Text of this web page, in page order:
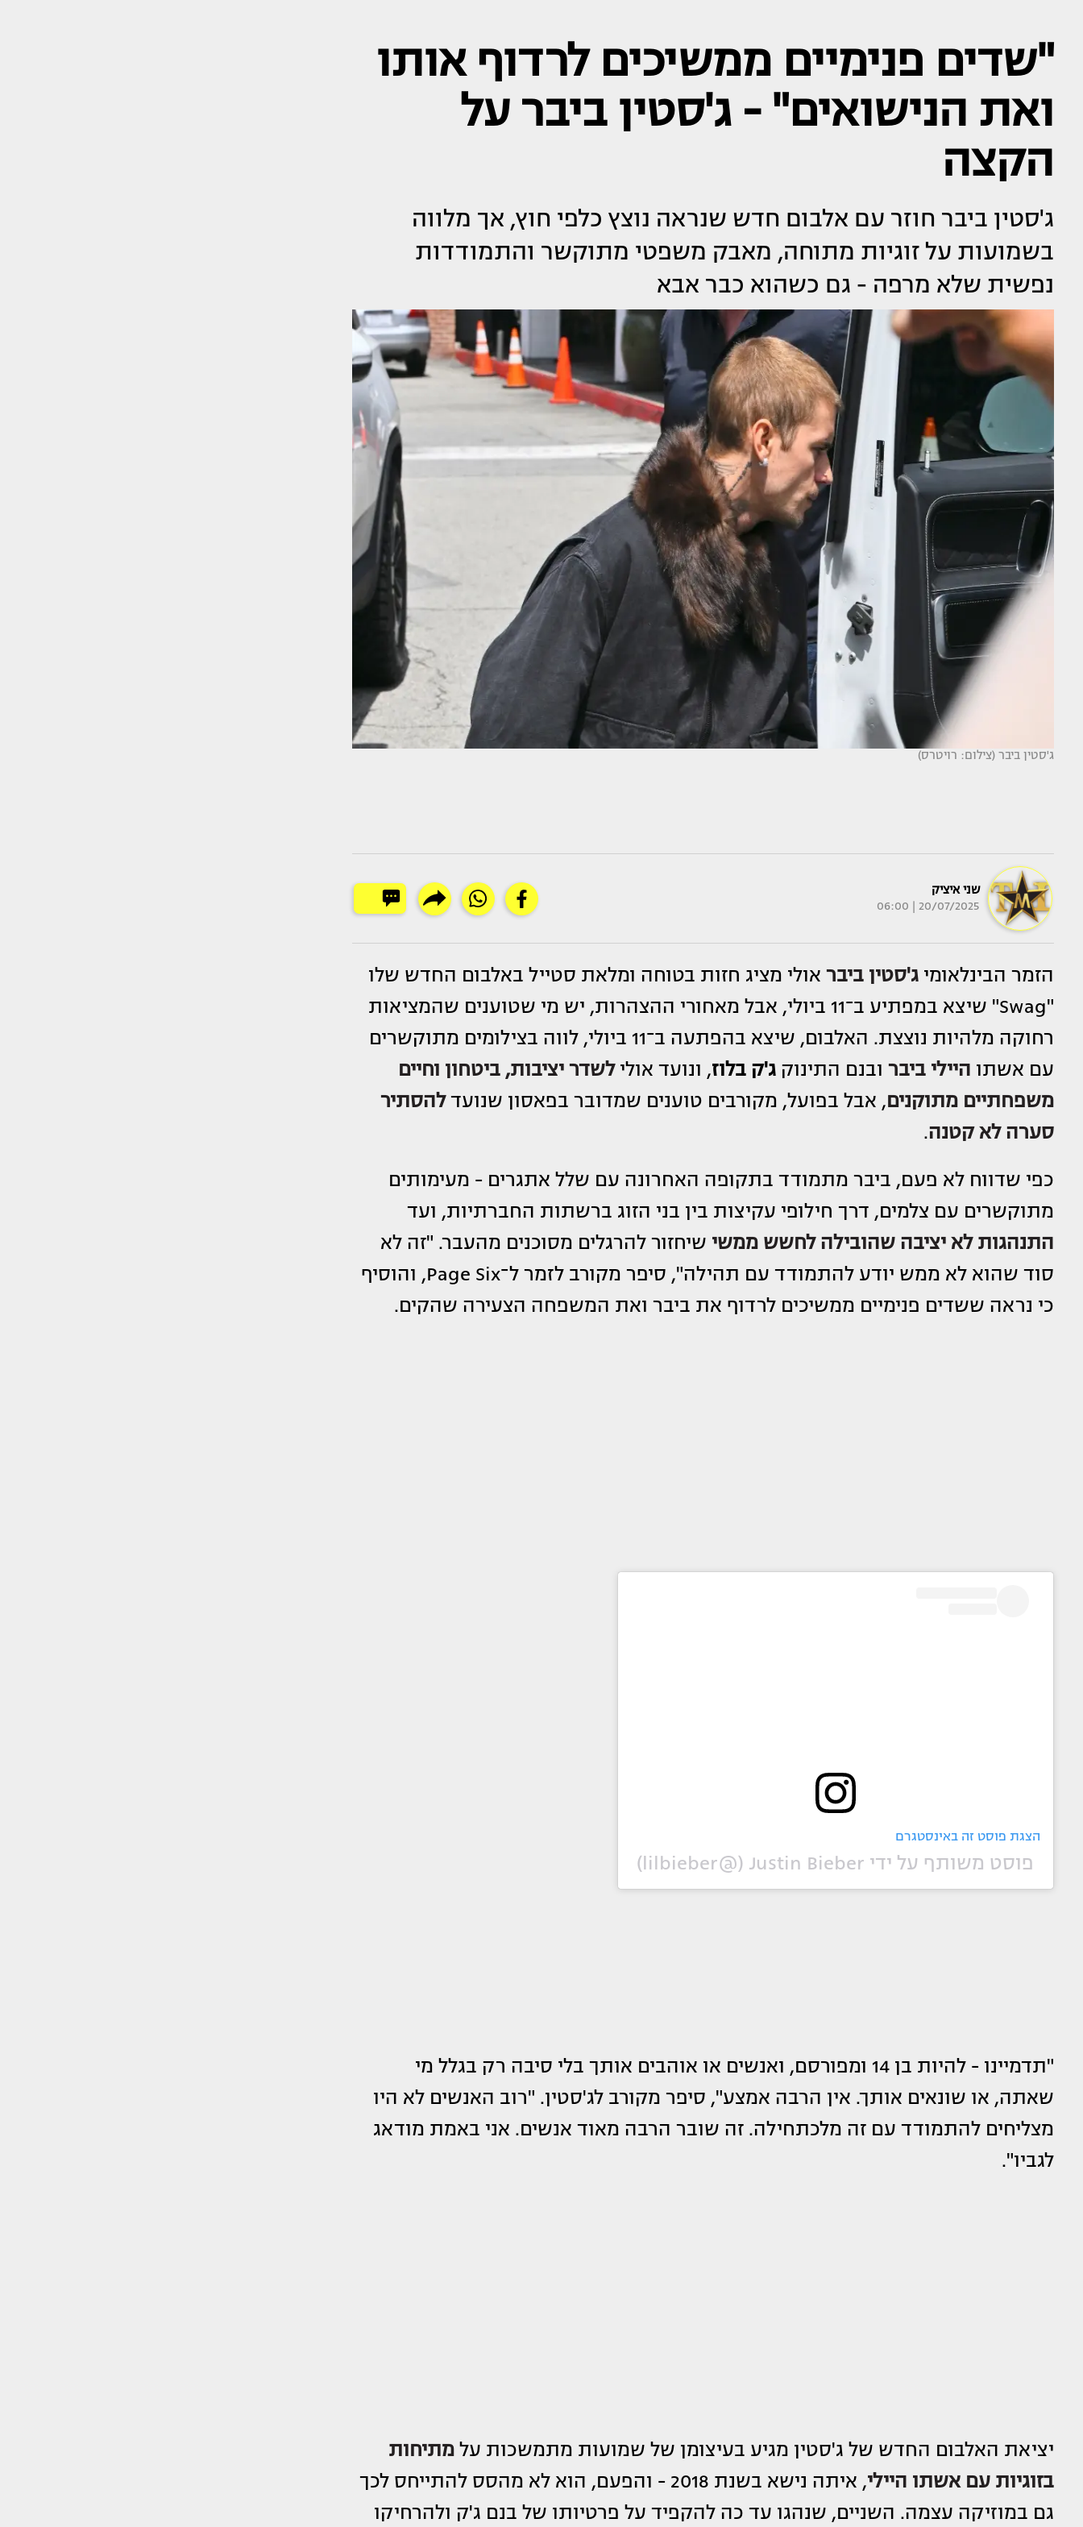
"שדים פנימיים ממשיכים לרדוף אותו
ואת הנישואים" - ג'סטין ביבר על
הקצה
ג'סטין ביבר חוזר עם אלבום חדש שנראה נוצץ כלפי חוץ, אך מלווה
בשמועות על זוגיות מתוחה, מאבק משפטי מתוקשר והתמודדות
נפשית שלא מרפה - גם כשהוא כבר אבא
ג'סטין ביבר (צילום: רויטרס)
שני איציק
20/07/2025 | 06:00
הזמר הבינלאומיג'סטין ביבר אולי מציג חזות בטוחה ומלאת סטייל באלבום החדש שלו
"Swag" שיצא במפתיע ב־11 ביולי, אבל מאחורי ההצהרות, יש מי שטוענים שהמציאות
רחוקה מלהיות נוצצת. האלבום, שיצא בהפתעה ב־11 ביולי, לווה בצילומים מתוקשרים
עם אשתו היילי ביבר ובנם התינוקג'ק בלוז, ונועד אולילשדר יציבות, ביטחון וחיים
משפחתיים מתוקנים, אבל בפועל, מקורבים טוענים שמדובר בפאסון שנועדלהסתיר
סערה לא קטנה.
כפי שדווח לא פעם, ביבר מתמודד בתקופה האחרונה עם שלל אתגרים - מעימותים
מתוקשרים עם צלמים, דרך חילופי עקיצות בין בני הזוג ברשתות החברתיות, ועד
התנהגות לא יציבה שהובילה לחשש ממשי שיחזור להרגלים מסוכנים מהעבר. "זה לא
סוד שהוא לא ממש יודע להתמודד עם תהילה", סיפר מקורב לזמר ל־Page Six, והוסיף
כי נראה ששדים פנימיים ממשיכים לרדוף את ביבר ואת המשפחה הצעירה שהקים.
הצגת פוסט זה באינסטגרם
פוסט משותף על ידי ‏‎Justin Bieber‎‏ (@‏‎lilbieber‎‏)
"תדמיינו - להיות בן 14 ומפורסם, ואנשים או אוהבים אותך בלי סיבה רק בגלל מי
שאתה, או שונאים אותך. אין הרבה אמצע", סיפר מקורב לג'סטין. "רוב האנשים לא היו
מצליחים להתמודד עם זה מלכתחילה. זה שובר הרבה מאוד אנשים. אני באמת מודאג
לגביו".
יציאת האלבום החדש של ג'סטין מגיע בעיצומן של שמועות מתמשכות עלמתיחות
בזוגיות עם אשתו היילי
, איתה נישא בשנת 2018 - והפעם, הוא לא מהסס להתייחס לכך
גם במוזיקה עצמה. השניים, שנהגו עד כה להקפיד על פרטיותו של בנם ג'ק ולהרחיקו